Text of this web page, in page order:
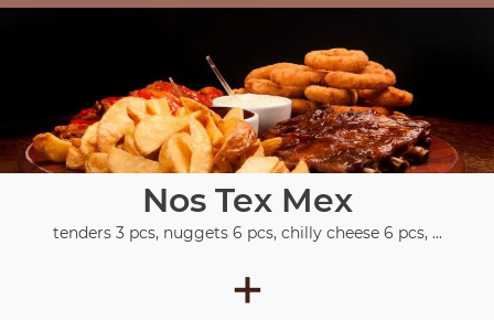
Nos Tex Mex
tenders 3 pcs, nuggets 6 pcs, chilly cheese 6 pcs, ...
+